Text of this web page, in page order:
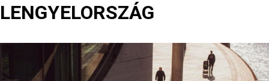
LENGYELORSZÁG